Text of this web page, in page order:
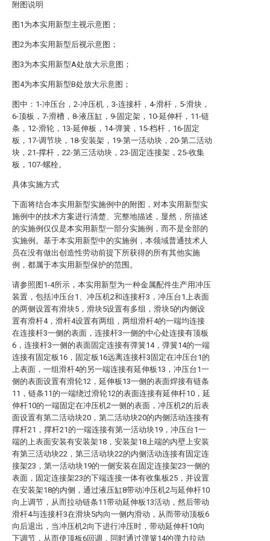
附图说明
图1为本实用新型主视示意图；
图2为本实用新型后视示意图；
图3为本实用新型A处放大示意图；
图4为本实用新型B处放大示意图；
图中：1-冲压台，2-冲压机，3-连接杆，4-滑杆，5-滑块，
6-顶板，7-滑槽，8-液压缸，9-固定架，10-延伸杆，11-链
条，12-滑轮，13-延伸板，14-弹簧，15-档杆，16-固定
板，17-调节块，18-安装架，19-第一活动块，20-第二活动
块，21-撑杆，22-第三活动块，23-固定连接架，25-收集
板，107-螺栓。
具体实施方式
下面将结合本实用新型实施例中的附图，对本实用新型实
施例中的技术方案进行清楚、完整地描述，显然，所描述
的实施例仅仅是本实用新型一部分实施例，而不是全部的
实施例。基于本实用新型中的实施例，本领域普通技术人
员在没有做出创造性劳动前提下所获得的所有其他实施
例，都属于本实用新型保护的范围。
请参照图1-4所示，本实用新型为一种金属配件生产用冲压
装置，包括冲压台1、冲压机2和连接杆3，冲压台1上表面
的两侧设置有滑块5，滑块5设置有多组，滑块5的内侧设
置有滑杆4，滑杆4设置有两组，两组滑杆4的一端均连接
在连接杆3一侧的表面，连接杆3一侧的中心处连接有顶板
6，连接杆3一侧的表面固定连接有弹簧14，弹簧14的一端
连接有固定板16，固定板16远离连接杆3固定在冲压台1的
上表面，一组滑杆4的另一端连接有延伸板13，冲压台1一
侧的表面设置有滑轮12，延伸板13一侧的表面焊接有链条
11，链条11的一端绕过滑轮12的表面连接有延伸杆10，延
伸杆10的一端固定在冲压机2一侧的表面，冲压机2的后表
面设置有第二活动块20，第二活动块20的内侧活动连接有
撑杆21，撑杆21的一端连接有第一活动块19，冲压台1一
端的上表面安装有安装架18，安装架18上端的内壁上安装
有第三活动块22，第三活动块22的内侧活动连接有固定连
接架23，第一活动块19的一侧安装在固定连接架23一侧的
表面，固定连接架23的下端连接一体有收集板25，并设置
在安装架18的内侧，通过液压缸8带动冲压机2与延伸杆10
向上调节，从而拉动链条11带动延伸板13活动，然后带动
滑杆4与连接杆3在滑块5内向一侧内滑动，从而带动顶板6
向后退出，当冲压机2向下进行冲压时，带动延伸杆10向
下调节，从而使顶板6回调，同时通过弹簧14的弹力拉动